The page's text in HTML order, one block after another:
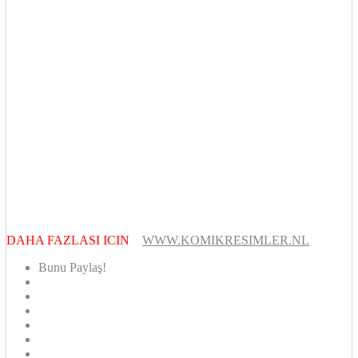
DAHA FAZLASI ICIN
WWW.KOMIKRESIMLER.NL
Bunu Paylaş!